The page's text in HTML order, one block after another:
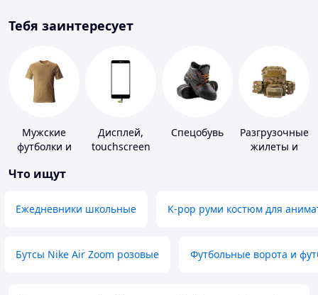
Тебя заинтересует
Мужские
футболки и
Дисплей,
touchscreen
Спецобувь
Разгрузочные
жилеты и
Что ищут
Ежедневники школьные K-pop руми костюм для
Бутсы Nike Air Zoom розовые Футбольные ворота и